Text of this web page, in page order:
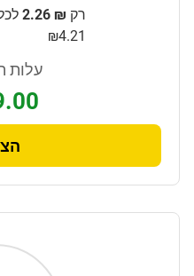
רק ₪ 2.26
₪4.21
עלות